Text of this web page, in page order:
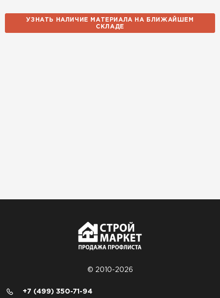
УЗНАТЬ НАЛИЧИЕ МАТЕРИАЛА НА БЛИЖАЙШЕМ
СКЛАДЕ
© 2010-2026
+7 (499) 350-71-94